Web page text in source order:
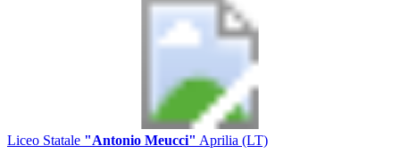
Liceo Statale "Antonio Meucci" Aprilia (LT)